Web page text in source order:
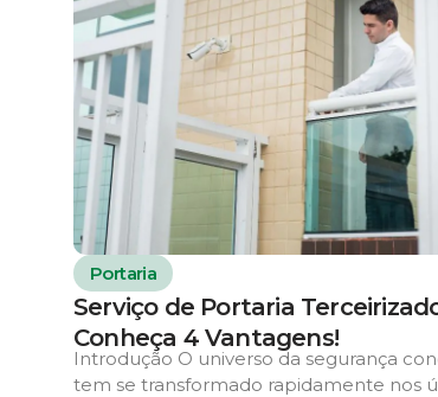
Portaria
Serviço de Portaria
Conheça 4 Vantagens!
Introdução O universo da segurança
tem se transformado rapidamente nos